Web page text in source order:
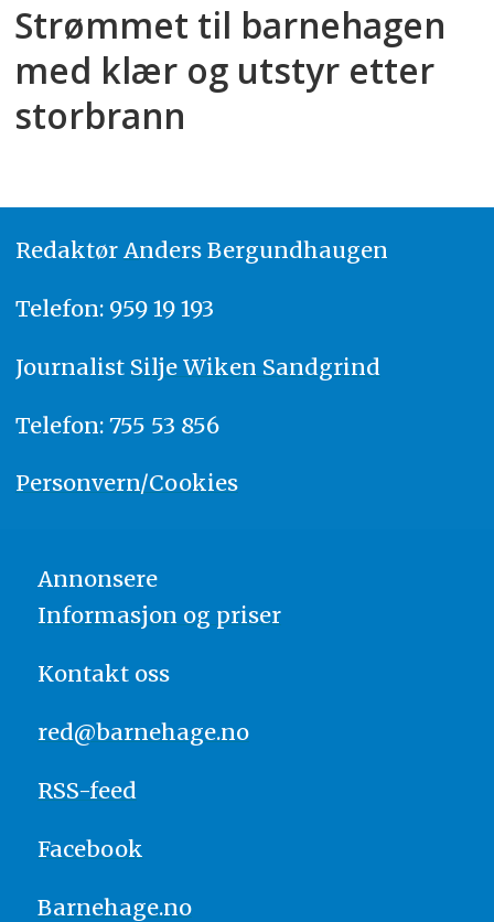
Strømmet til barnehagen
med klær og utstyr etter
storbrann
Redaktør Anders Bergundhaugen
Telefon: 959 19 193
Journalist Silje Wiken Sandgrind
Telefon: 755 53 856
Personvern/Cookies
Annonsere
Informasjon og priser
Kontakt oss
red@barnehage.no
RSS-feed
Facebook
Barnehage.no